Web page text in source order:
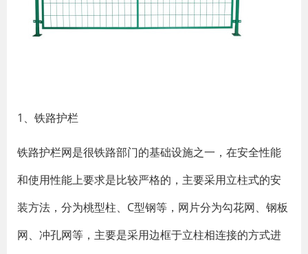
1、铁路护栏
铁路护栏网是很铁路部门的基础设施之一，在安全性能
和使用性能上要求是比较严格的，主要采用立柱式的安
装方法，分为桃型柱、C型钢等，网片分为勾花网、钢板
网、冲孔网等，主要是采用边框于立柱相连接的方式进